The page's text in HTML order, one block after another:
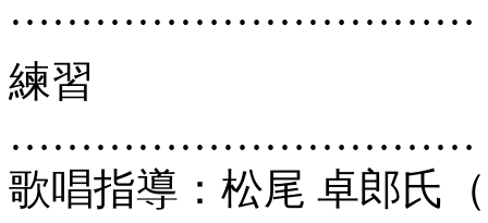
……………………………
練習
……………………………
歌唱指導：松尾 卓郎氏